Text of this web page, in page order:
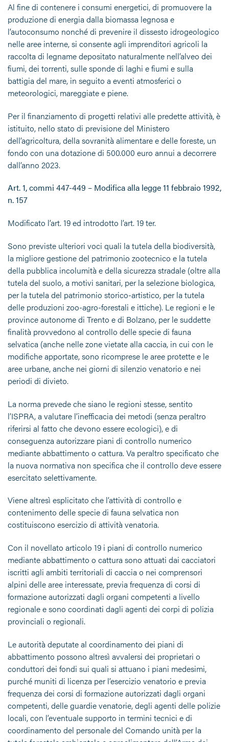
Al fine di contenere i consumi energetici, di promuovere la
produzione di energia dalla biomassa legnosa e
l’autoconsumo nonché di prevenire il dissesto idrogeologico
nelle aree interne, si consente agli imprenditori agricoli la
raccolta di legname depositato naturalmente nell’alveo dei
fiumi, dei torrenti, sulle sponde di laghi e fiumi e sulla
battigia del mare, in seguito a eventi atmosferici o
meteorologici, mareggiate e piene.
Per il finanziamento di progetti relativi alle predette attività, è
istituito, nello stato di previsione del Ministero
dell’agricoltura, della sovranità alimentare e delle foreste, un
fondo con una dotazione di 500.000 euro annui a decorrere
dall’anno 2023.
Art. 1, commi 447-449 – Modifica alla legge 11 febbraio 1992,
n. 157
Modificato l’art. 19 ed introdotto l’art. 19 ter.
Sono previste ulteriori voci quali la tutela della biodiversità,
la migliore gestione del patrimonio zootecnico e la tutela
della pubblica incolumità e della sicurezza stradale (oltre alla
tutela del suolo, a motivi sanitari, per la selezione biologica,
per la tutela del patrimonio storico-artistico, per la tutela
delle produzioni zoo-agro-forestali e ittiche). Le regioni e le
province autonome di Trento e di Bolzano, per le suddette
finalità provvedono al controllo delle specie di fauna
selvatica (anche nelle zone vietate alla caccia, in cui con le
modifiche apportate, sono ricomprese le aree protette e le
aree urbane, anche nei giorni di silenzio venatorio e nei
periodi di divieto.
La norma prevede che siano le regioni stesse, sentito
l’ISPRA, a valutare l’inefficacia dei metodi (senza peraltro
riferirsi al fatto che devono essere ecologici), e di
conseguenza autorizzare piani di controllo numerico
mediante abbattimento o cattura. Va peraltro specificato che
la nuova normativa non specifica che il controllo deve essere
esercitato selettivamente.
Viene altresì esplicitato che l’attività di controllo e
contenimento delle specie di fauna selvatica non
costituiscono esercizio di attività venatoria.
Con il novellato articolo 19 i piani di controllo numerico
mediante abbattimento o cattura sono attuati dai cacciatori
iscritti agli ambiti territoriali di caccia o nei comprensori
alpini delle aree interessate, previa frequenza di corsi di
formazione autorizzati dagli organi competenti a livello
regionale e sono coordinati dagli agenti dei corpi di polizia
provinciali o regionali.
Le autorità deputate al coordinamento dei piani di
abbattimento possono altresì avvalersi dei proprietari o
conduttori dei fondi sui quali si attuano i piani medesimi,
purché muniti di licenza per l’esercizio venatorio e previa
frequenza dei corsi di formazione autorizzati dagli organi
competenti, delle guardie venatorie, degli agenti delle polizie
locali, con l’eventuale supporto in termini tecnici e di
coordinamento del personale del Comando unità per la